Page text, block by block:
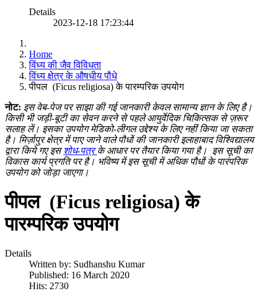
Details
2023-12-18 17:23:44
Home
विंध्य की जैव विविधता
विंध्य क्षेत्र के औषधीय पौधे
पीपल (Ficus religiosa) के पारम्परिक उपयोग
नोट: इस वेब-पेज पर साझा की गई जानकारी केवल सामान्य ज्ञान के लिए है।
किसी भी जड़ी-बूटी का सेवन करने से पहले आयुर्वेदिक चिकित्सक से ज़रूर
सलाह लें। इसका उपयोग मेडिको-लीगल उद्देश्य के लिए नहीं किया जा सकता
है। मिर्ज़ापुर क्षेत्र में पाए जाने वाले पौधों की जानकारी इलाहाबाद विश्विद्यालय
द्वारा किये गए इसशोध-पत्रके आधार पर तैयार किया गया है। इस सूची का
विकास कार्य प्रगति पर है। भविष्य में इस सूची में अधिक पौधों के पारंपरिक
उपयोग को जोड़ा जाएगा।
पीपल (Ficus religiosa) के
पारम्परिक उपयोग
Details
Written by: Sudhanshu Kumar
Published: 16 March 2020
Hits: 2730